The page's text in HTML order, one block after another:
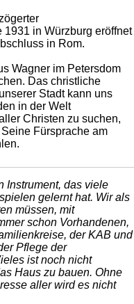
in Würzburg eröffnet
in Rom.
Wagner im Petersdom
Das christliche
Stadt kann uns
in der Welt
Christen zu suchen,
Fürsprache am
Instrument, das viele
gelernt hat. Wir als
müssen, mit
schon Vorhandenen,
der KAB und
Pflege der
ist noch nicht
Haus zu bauen. Ohne
aller wird es nicht